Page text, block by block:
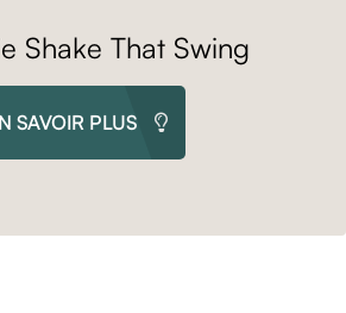
Shake That Swing
SAVOIR PLUS